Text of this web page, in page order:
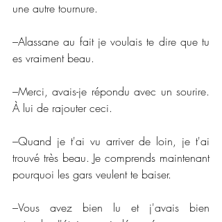
une autre tournure.
–Alassane au fait je voulais te dire que tu
es vraiment beau.
–Merci, avais-je répondu avec un sourire.
À lui de rajouter ceci.
–Quand je t'ai vu arriver de loin, je t'ai
trouvé très beau. Je comprends maintenant
pourquoi les gars veulent te baiser.
–Vous avez bien lu et j'avais bien